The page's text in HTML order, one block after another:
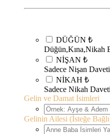
DÜĞÜN ₺
Düğün,Kına,Nikah
NİŞAN ₺
Sadece Nişan
NİKAH ₺
Sadece Nikah
Gelin ve Damat İsimleri
Gelinin Ailesi (İsteğe